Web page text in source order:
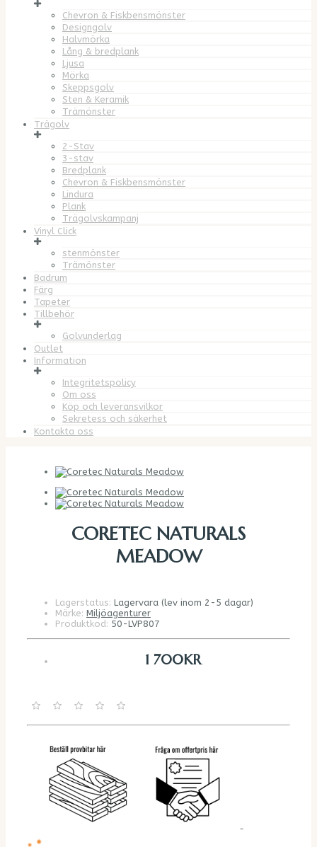
Chevron & Fiskbensmönster
Designgolv
Halvmörka
Lång & bredplank
Ljusa
Mörka
Skeppsgolv
Sten & Keramik
Trämönster
Trägolv
2-Stav
3-stav
Bredplank
Chevron & Fiskbensmönster
Lindura
Plank
Trägolvskampanj
Vinyl Click
stenmönster
Trämönster
Badrum
Färg
Tapeter
Tillbehör
Golvunderlag
Outlet
Information
Integritetspolicy
Om oss
Köp och leveransvilkor
Sekretess och säkerhet
Kontakta oss
CORETEC NATURALS
MEADOW
Lagerstatus: Lagervara (lev inom 2-5 dagar)
Märke: Miljöagenturer
Produktkod: 50-LVP807
1 700KR